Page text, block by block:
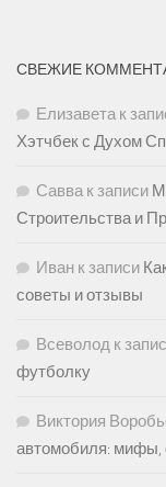
СВЕЖИЕ
Елизаветак
Хэтчбек с Духом
Саввак записи
Строительства и
Иван к записи
советы и отзывы
Всеволод к
футболку
Виктория
автомобиля: мифы,